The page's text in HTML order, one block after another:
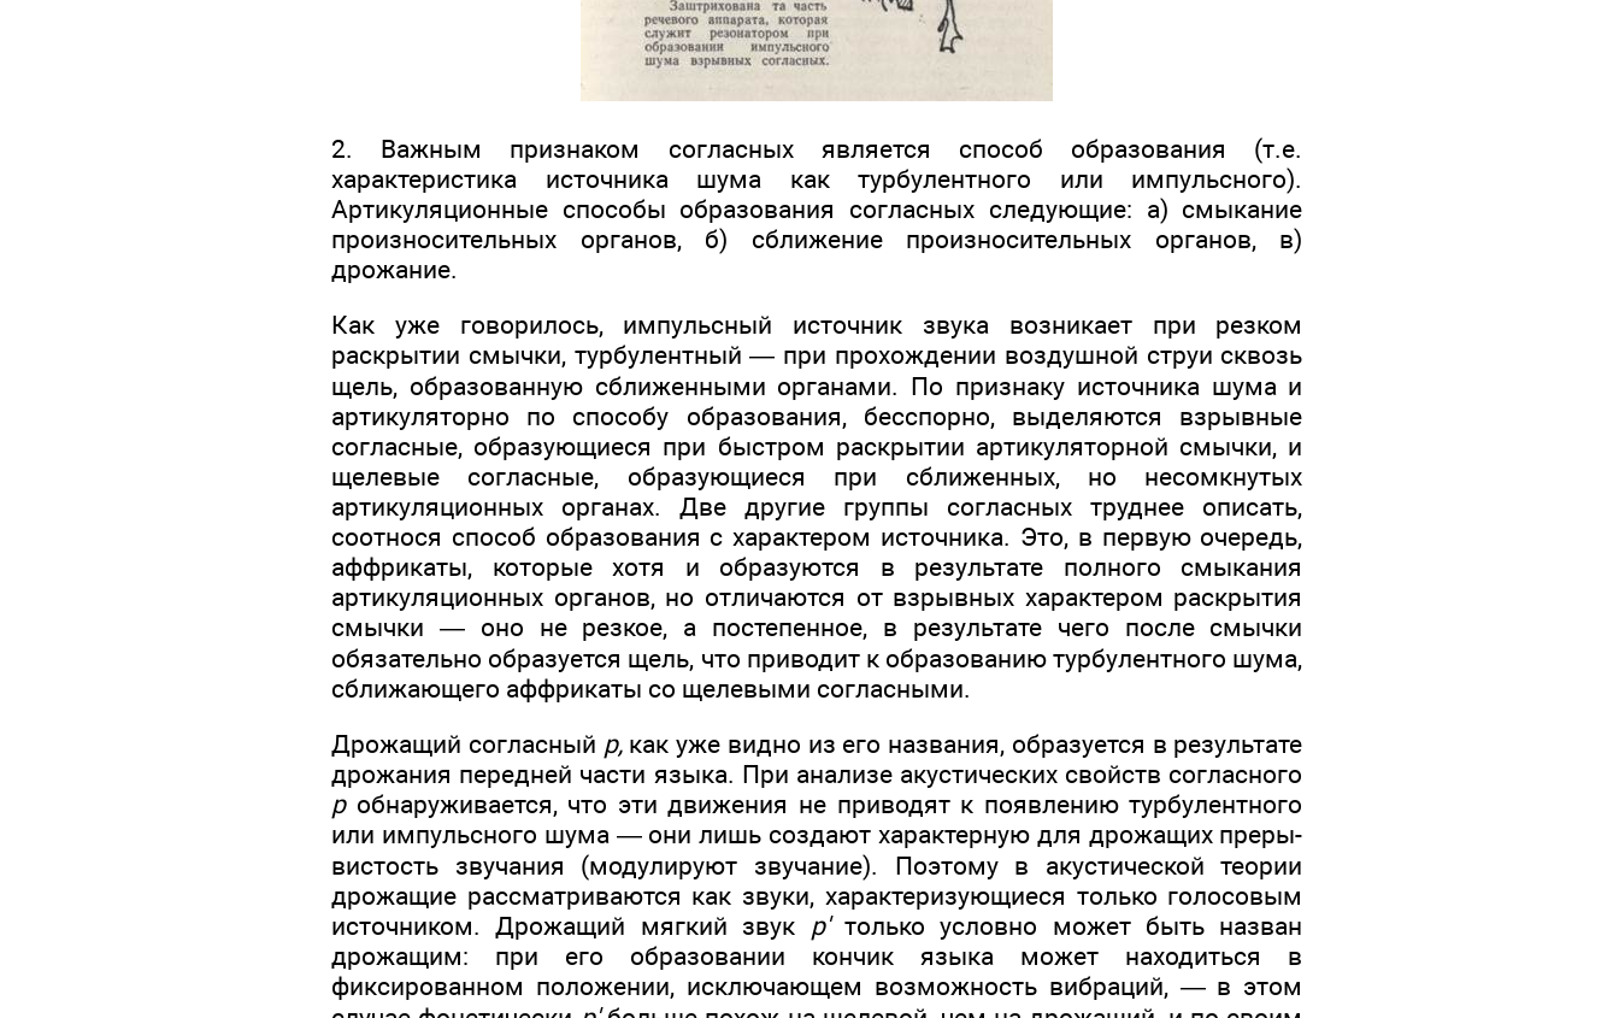
2. Важным признаком согласных является способ образования (т.е.
характеристика источника шума как турбулентного или импульсного).
Артикуляционные способы образования согласных следующие: а) смыка­ние
произносительных органов, б) сближение произно­сительных органов, в)
дрожание.
Как уже говорилось, импульсный источник звука возникает при резком
раскрытии смычки, турбулент­ный — при прохождении воздушной струи сквозь
щель, образованную сближенными органами. По признаку ис­точника шума и
артикуляторно по способу образования, бесспорно, выделяются взрывные
согласные, образую­щиеся при быстром раскрытии артикуляторной смычки, и
щелевые согласные, образующиеся при сближенных, но несомкнутых
артикуляционных органах. Две другие группы согласных труднее описать,
соотнося способ образования с характером источника. Это, в первую очередь,
аффрикаты, которые хотя и образуются в результате полного смыкания
артикуляционных орга­нов, но отличаются от взрывных характером раскрытия
смычки — оно не резкое, а постепенное, в результате чего после смычки
обязательно образуется щель, что приводит к образованию турбулентного шума,
сближа­ющего аффрикаты со щелевыми согласными.
Дрожащий согласный р, как уже видно из его названия, образуется в результате
дрожания передней части языка. При анализе акустических свойств соглас­ного
р обнаруживается, что эти движения не приводят к появлению турбулентного
или импульсного шума — они лишь создают характерную для дрожащих преры­
вистость звучания (модулируют звучание). Поэтому в акустической теории
дрожащие рассматриваются как звуки, характеризующиеся только голосовым
источни­ком. Дрожащий мягкий звук р' только условно может быть назван
дрожащим: при его образовании кончик языка может находиться в
фиксированном положении, исключающем возможность вибраций, — в этом